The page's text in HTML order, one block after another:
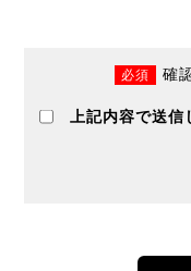
必須 確
上記内容で送信